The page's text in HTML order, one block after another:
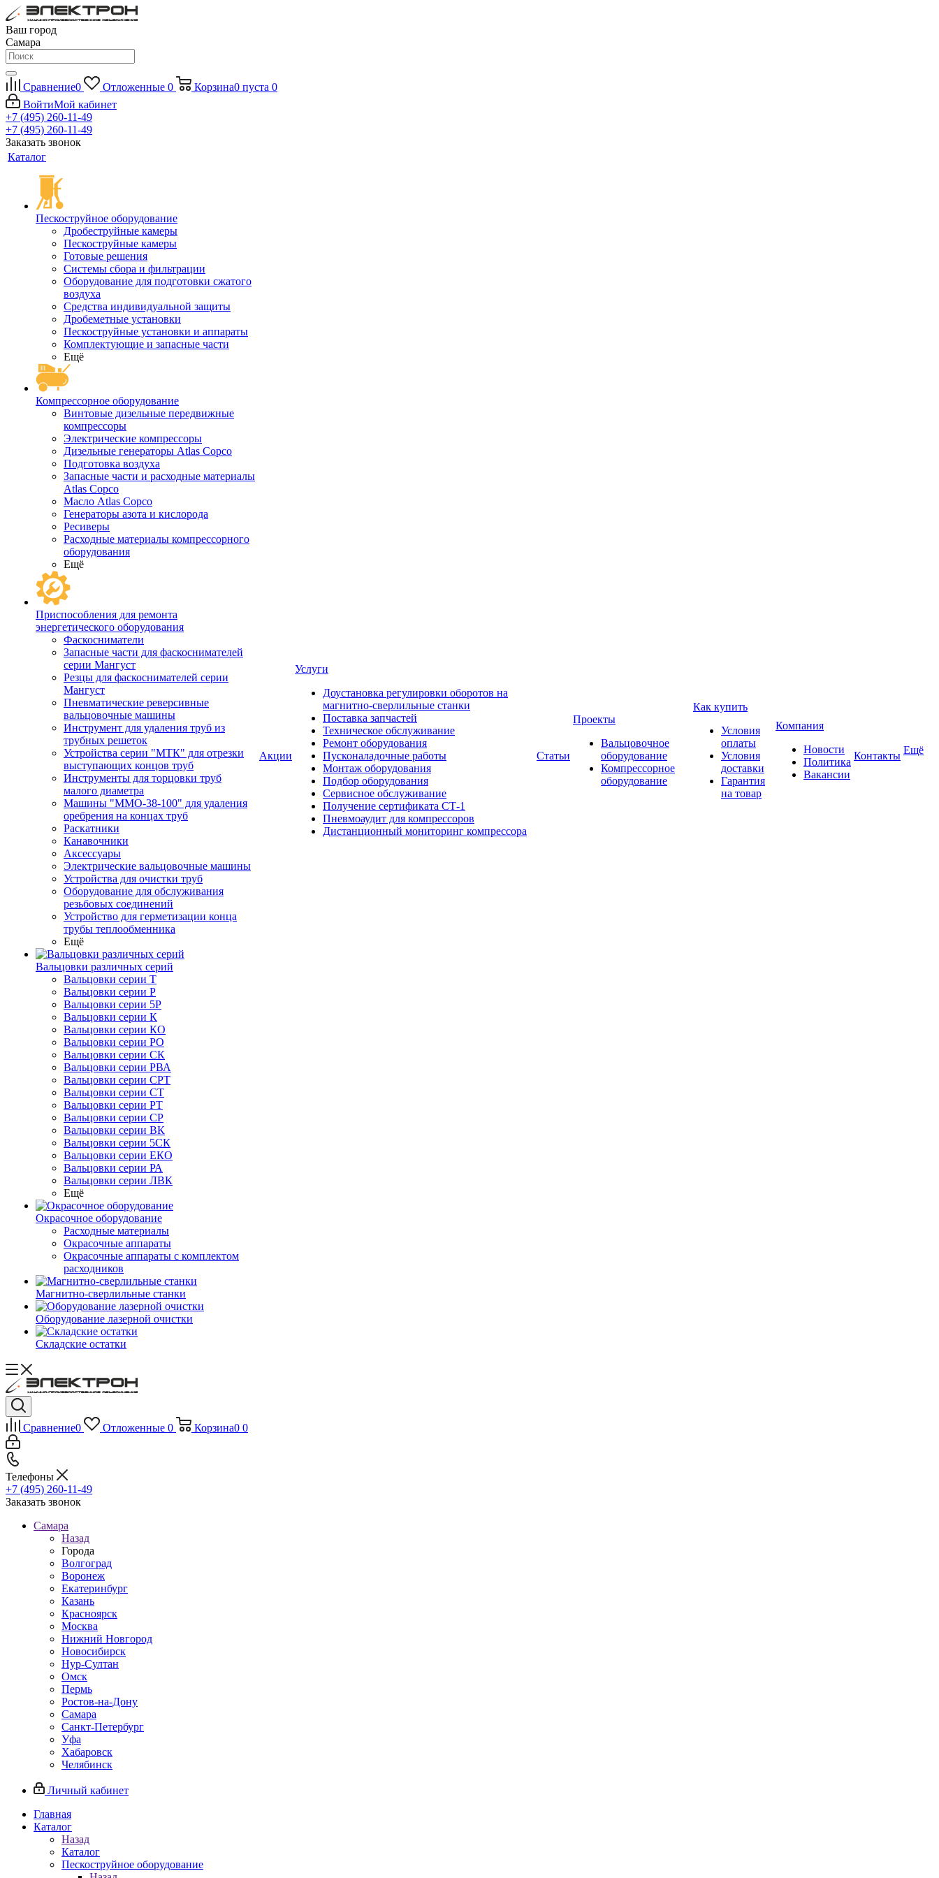
Ваш город
Самара
Сравнение0 Отложенные 0 Корзина0 пуста 0
ВойтиМой кабинет
+7 (495) 260-11-49
+7 (495) 260-11-49
Заказать звонок
Каталог
Пескоструйное оборудование
Дробеструйные камеры
Пескоструйные камеры
Готовые решения
Системы сбора и фильтрации
Оборудование для подготовки сжатого
воздуха
Средства индивидуальной защиты
Дробеметные установки
Пескоструйные установки и аппараты
Комплектующие и запасные части
Ещё
Компрессорное оборудование
Винтовые дизельные передвижные
компрессоры
Электрические компрессоры
Дизельные генераторы Atlas Copco
Подготовка воздуха
Запасные части и расходные материалы
Atlas Copco
Масло Atlas Copco
Генераторы азота и кислорода
Ресиверы
Расходные материалы компрессорного
оборудования
Ещё
Приспособления для ремонта
энергетического оборудования
Фаскосниматели
Запасные части для фаскоснимателей
серии Мангуст
Резцы для фаскоснимателей серии
Мангуст
Пневматические реверсивные
вальцовочные машины
Инструмент для удаления труб из
трубных решеток
Устройства серии "МТК" для отрезки
выступающих концов труб
Инструменты для торцовки труб
малого диаметра
Машины "ММО-38-100" для удаления
оребрения на концах труб
Раскатники
Канавочники
Аксессуары
Электрические вальцовочные машины
Устройства для очистки труб
Оборудование для обслуживания
резьбовых соединений
Устройство для герметизации конца
трубы теплообменника
Ещё
Вальцовки различных серий
Вальцовки серии Т
Вальцовки серии Р
Вальцовки серии 5Р
Вальцовки серии К
Вальцовки серии КО
Вальцовки серии РО
Вальцовки серии СК
Вальцовки серии РВА
Вальцовки серии СРТ
Вальцовки серии СТ
Вальцовки серии РТ
Вальцовки серии СР
Вальцовки серии ВК
Вальцовки серии 5СК
Вальцовки серии ЕКО
Вальцовки серии РА
Вальцовки серии ЛВК
Ещё
Окрасочное оборудование
Расходные материалы
Окрасочные аппараты
Окрасочные аппараты с комплектом
расходников
Магнитно-сверлильные станки
Оборудование лазерной очистки
Складские остатки
Акции
Услуги
Доустановка регулировки оборотов на
магнитно-сверлильные станки
Поставка запчастей
Техническое обслуживание
Ремонт оборудования
Пусконаладочные работы
Монтаж оборудования
Подбор оборудования
Сервисное обслуживание
Получение сертификата СТ-1
Пневмоаудит для компрессоров
Дистанционный мониторинг компрессора
Статьи
Проекты
Вальцовочное
оборудование
Компрессорное
оборудование
Как купить
Условия
оплаты
Условия
доставки
Гарантия
на товар
Компания
Новости
Политика
Вакансии
Контакты Ещё
Сравнение0 Отложенные 0 Корзина0 0
Телефоны
+7 (495) 260-11-49
Заказать звонок
Самара
Назад
Города
Волгоград
Воронеж
Екатеринбург
Казань
Красноярск
Москва
Нижний Новгород
Новосибирск
Нур-Султан
Омск
Пермь
Ростов-на-Дону
Самара
Санкт-Петербург
Уфа
Хабаровск
Челябинск
Личный кабинет
Главная
Каталог
Назад
Каталог
Пескоструйное оборудование